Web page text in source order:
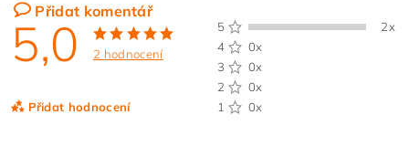
Přidat komentář
5,0 2 hodnocení
Přidat hodnocení
5
2x
4
0x
3
0x
2
0x
1
0x